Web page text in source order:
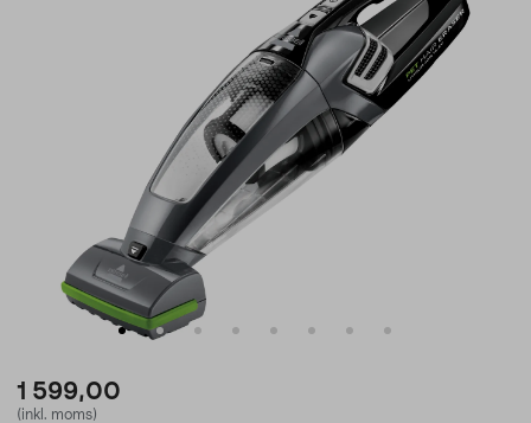
1 599,00
(inkl. moms)